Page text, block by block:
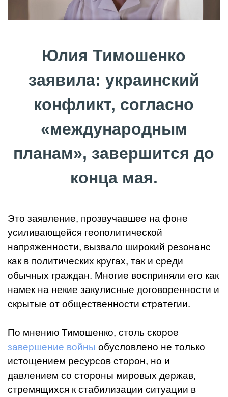
Юлия Тимошенко
заявила: украинский
конфликт, согласно
«международным
планам», завершится до
конца мая.
Это заявление, прозвучавшее на фоне
усиливающейся геополитической
напряженности, вызвало широкий резонанс
как в политических кругах, так и среди
обычных граждан. Многие восприняли его как
намек на некие закулисные договоренности и
скрытые от общественности стратегии.
По мнению Тимошенко, столь скорое
завершение войны обусловлено не только
истощением ресурсов сторон, но и
давлением со стороны мировых держав,
стремящихся к стабилизации ситуации в